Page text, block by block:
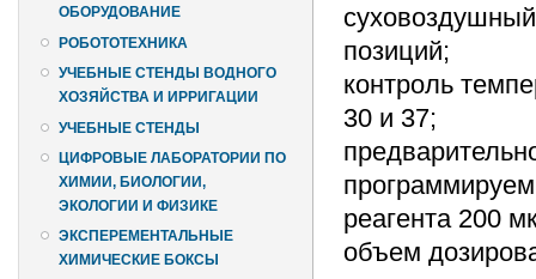
ОБОРУДОВАНИЕ
РОБОТОТЕХНИКА
УЧЕБНЫЕ СТЕНДЫ ВОДНОГО
ХОЗЯЙСТВА И ИРРИГАЦИИ
УЧЕБНЫЕ СТЕНДЫ
ЦИФРОВЫЕ ЛАБОРАТОРИИ ПО
ХИМИИ, БИОЛОГИИ,
ЭКОЛОГИИ И ФИЗИКЕ
ЭКСПЕРЕМЕНТАЛЬНЫЕ
ХИМИЧЕСКИЕ БОКСЫ
позиций;
контроль
30 и 37;
реагента 200
объем